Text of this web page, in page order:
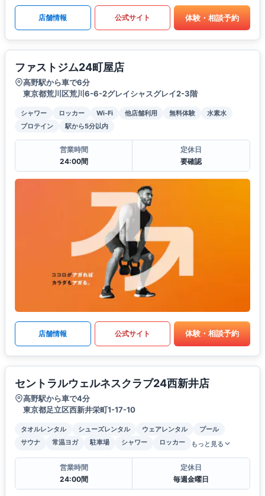
店舗情報 公式サイト 体験・相談予約
ファストジム24町屋店
高野駅から車で6分
東京都荒川区荒川6-6-2グレイシャスグレイ2-3階
シャワー ロッカー Wi-Fi 他店舗利用 無料体験
水素水
プロテイン
駅から5分以内
営業時間
24:00間
定休日
要確認
店舗情報 公式サイト 体験・相談予約
セントラルウェルネスクラブ24西新井店
高野駅から車で4分
東京都足立区西新井栄町1-17-10
タオルレンタル シューズレンタル ウェアレンタル
プール
サウナ
常温ヨガ 駐車場 シャワー ロッカー もっと見る
営業時間
24:00間
定休日
毎週金曜日